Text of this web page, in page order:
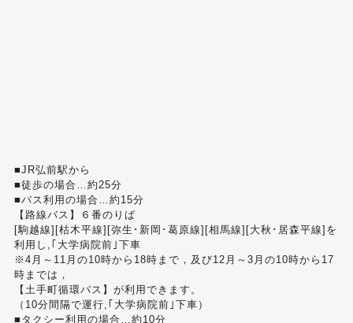
■JR弘前駅から
■徒歩の場合…約25分
■バス利用の場合…約15分
【路線バス】６番のりば
[駒越線][枯木平線][弥生･新岡･葛原線][相馬線][大秋･居森平線]を
利用し,｢大学病院前｣下車
※4月～11月の10時から18時まで，及び12月～3月の10時から17
時までは，
【土手町循環バス】が利用できます。
（10分間隔で運行,｢大学病院前｣下車）
■タクシー利用の場合…約10分